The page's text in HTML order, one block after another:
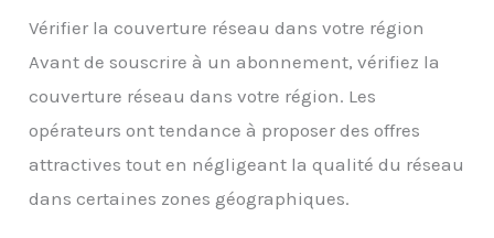
Vérifier la couverture réseau dans votre région
Avant de souscrire à un abonnement, vérifiez la
couverture réseau dans votre région. Les
opérateurs ont tendance à proposer des offres
attractives tout en négligeant la qualité du réseau
dans certaines zones géographiques.